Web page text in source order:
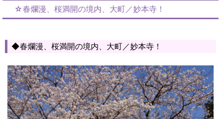
☆春爛漫、桜満開の境内、大町／妙本寺！
◆春爛漫、桜満開の境内、大町／妙本寺！